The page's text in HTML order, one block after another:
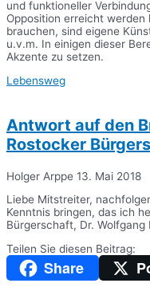
und funktioneller
Opposition erreicht werden
brauchen, sind eigene
u.v.m. In einigen dieser
Akzente zu setzen.
Lebensweg
Antwort auf den
Rostocker
Holger Arppe 13. Mai 2018
Liebe Mitstreiter,
Kenntnis bringen, das ich
Bürgerschaft, Dr. Wolfgang
Teilen Sie diesen Beitrag:
Share